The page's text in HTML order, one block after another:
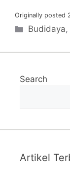
Originally posted
Categories
Budidaya,
Search
Artikel